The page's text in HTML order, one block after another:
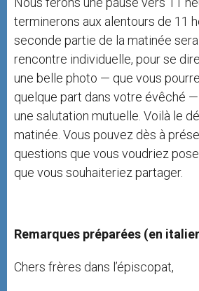
terminerons aux alentours de 11
seconde partie de la matinée
rencontre individuelle, pour se
une belle photo — que vous
quelque part dans votre évêché
une salutation mutuelle. Voilà le
matinée. Vous pouvez dès à
questions que vous voudriez
que vous souhaiteriez partager.
Remarques préparées (en
Chers frères dans l’épiscopat,